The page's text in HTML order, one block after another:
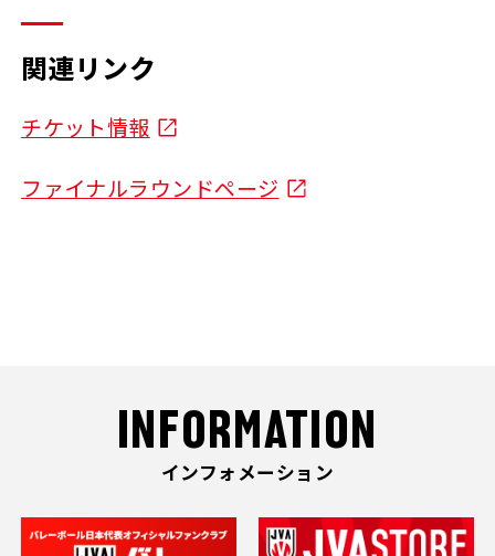
関連リンク
チケット情報
ファイナルラウンドページ
INFORMATION
インフォメーション